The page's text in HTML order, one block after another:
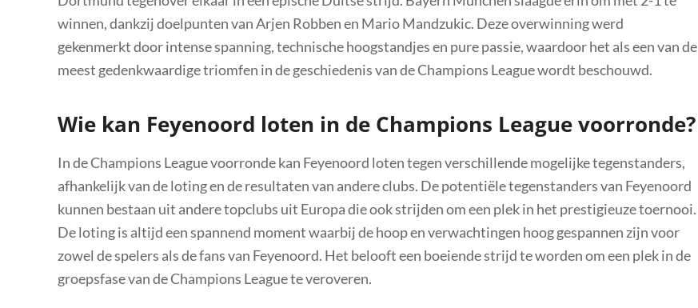
winnen, dankzij doelpunten van Arjen Robben en Mario Mandzukic. Deze overwinning werd
gekenmerkt door intense spanning, technische hoogstandjes en pure passie, waardoor het als een van de
meest gedenkwaardige triomfen in de geschiedenis van de Champions League wordt beschouwd.
Wie kan Feyenoord loten in de Champions League voorronde?
In de Champions League voorronde kan Feyenoord loten tegen verschillende mogelijke tegenstanders,
afhankelijk van de loting en de resultaten van andere clubs. De potentiële tegenstanders van Feyenoord
kunnen bestaan uit andere topclubs uit Europa die ook strijden om een plek in het prestigieuze toernooi.
De loting is altijd een spannend moment waarbij de hoop en verwachtingen hoog gespannen zijn voor
zowel de spelers als de fans van Feyenoord. Het belooft een boeiende strijd te worden om een plek in de
groepsfase van de Champions League te veroveren.